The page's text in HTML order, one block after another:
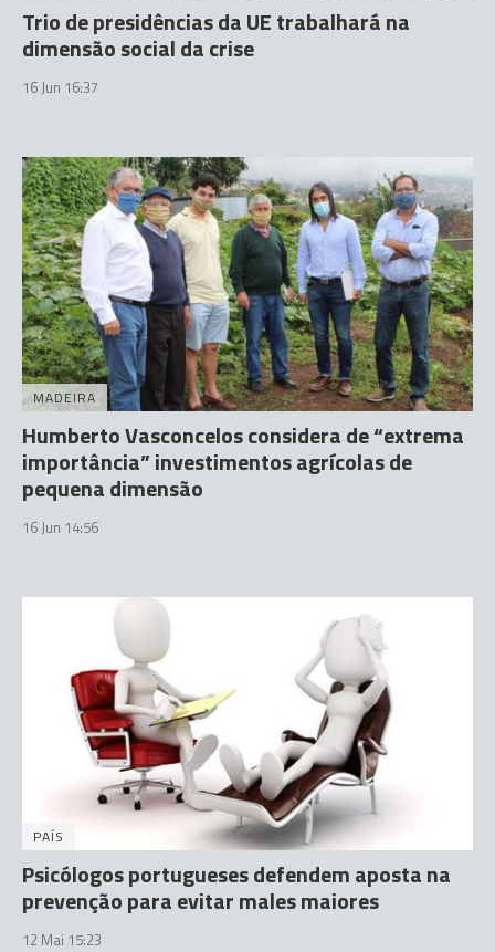
Trio de presidências da UE trabalhará na
dimensão social da crise
16 Jun 16:37
MADEIRA
Humberto Vasconcelos considera de “extrema
importância” investimentos agrícolas de
pequena dimensão
16 Jun 14:56
PAÍS
Psicólogos portugueses defendem aposta na
prevenção para evitar males maiores
12 Mai 15:23